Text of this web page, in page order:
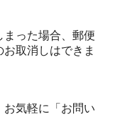
まった場合、郵便
取消しはできま
お気軽に「お問い